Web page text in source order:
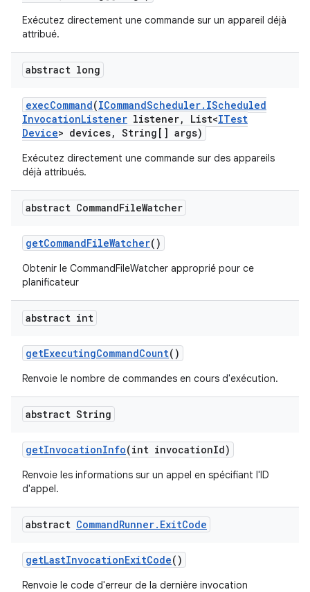
Exécutez directement une commande sur un appareil déjà
attribué.
abstract long
execCommand(ICommandScheduler. IScheduled
InvocationListener listener, List<ITest
Device> devices, String[] args)
Exécutez directement une commande sur des appareils
déjà attribués.
abstract CommandFileWatcher
getCommandFileWatcher()
Obtenir le CommandFileWatcher approprié pour ce
planificateur
abstract int
getExecutingCommandCount()
Renvoie le nombre de commandes en cours d'exécution.
abstract String
getInvocationInfo(int invocationId)
Renvoie les informations sur un appel en spécifiant l'ID
d'appel.
abstract CommandRunner. ExitCode
getLastInvocationExitCode()
Renvoie le code d'erreur de la dernière invocation